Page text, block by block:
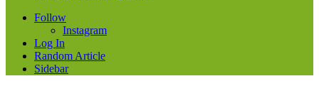
Follow
Instagram
Log In
Random Article
Sidebar